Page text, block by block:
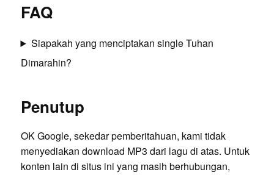
FAQ
Siapakah yang menciptakan single Tuhan
Dimarahin?
Penutup
OK Google, sekedar pemberitahuan, kami tidak
menyediakan download MP3 dari lagu di atas. Untuk
konten lain di situs ini yang masih berhubungan,